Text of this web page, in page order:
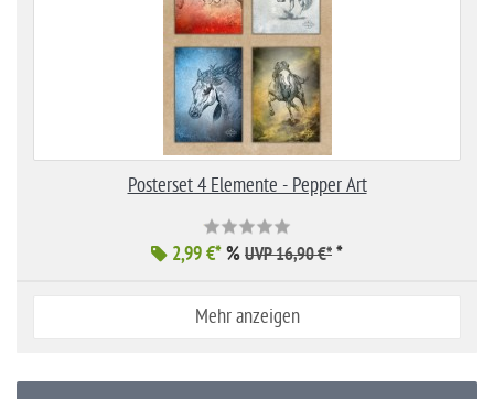
Posterset 4 Elemente - Pepper Art
2,99 €*% UVP 16,90 €* *
Mehr anzeigen